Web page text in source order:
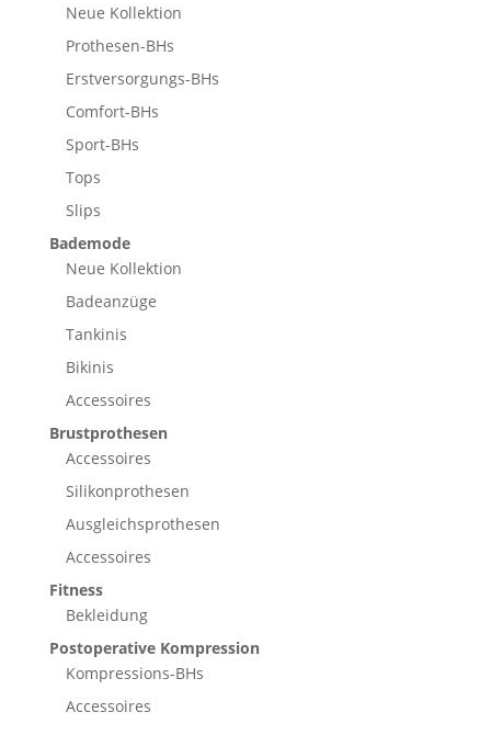
Neue Kollektion
Prothesen-BHs
Erstversorgungs-BHs
Comfort-BHs
Sport-BHs
Tops
Slips
Bademode
Neue Kollektion
Badeanzüge
Tankinis
Bikinis
Accessoires
Brustprothesen
Accessoires
Silikonprothesen
Ausgleichsprothesen
Accessoires
Fitness
Bekleidung
Postoperative Kompression
Kompressions-BHs
Accessoires